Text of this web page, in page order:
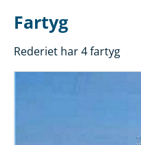
Fartyg
Rederiet har 4 fartyg